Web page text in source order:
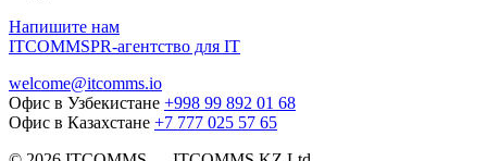
Напишите нам
ITCOMMSPR-агентство для IT
welcome@itcomms.io
Офис в Узбекистане +998 99 892 01 68
Офис в Казахстане +7 777 025 57 65